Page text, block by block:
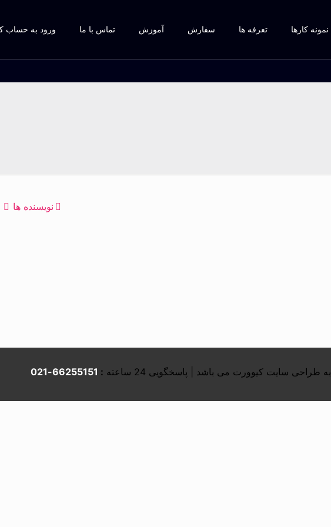
نمونه کارها تعرفه ها سفارش آموزش تماس با ما ورود به حساب
نویسنده ها
:
66255151-021